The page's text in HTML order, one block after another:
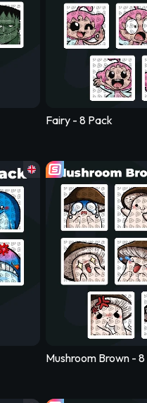
CSGO - 8 Pack
Mushroom
Fairy - 8 Pack
Mushroom Brown -